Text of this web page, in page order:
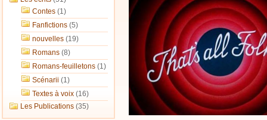
Contes (1)
Fanfictions (5)
nouvelles (19)
Romans (8)
Romans-feuilletons (1)
Scénarii (1)
Textes à voix (16)
Les Publications (35)